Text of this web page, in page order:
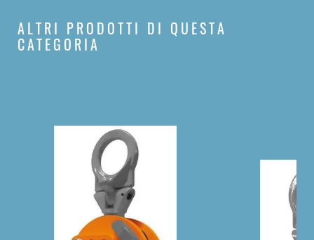
ALTRI PRODOTTI DI QUESTA
CATEGORIA